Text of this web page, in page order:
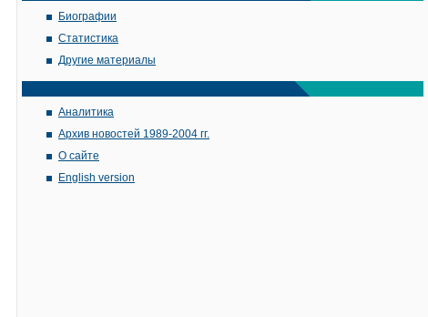
Биографии
Статистика
Другие материалы
Аналитика
Архив новостей 1989-2004 гг.
О сайте
English version